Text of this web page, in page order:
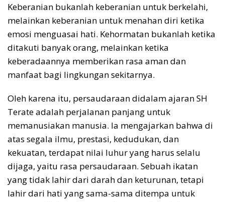
Keberanian bukanlah keberanian untuk berkelahi,
melainkan keberanian untuk menahan diri ketika
emosi menguasai hati. Kehormatan bukanlah ketika
ditakuti banyak orang, melainkan ketika
keberadaannya memberikan rasa aman dan
manfaat bagi lingkungan sekitarnya.
Oleh karena itu, persaudaraan didalam ajaran SH
Terate adalah perjalanan panjang untuk
memanusiakan manusia. Ia mengajarkan bahwa di
atas segala ilmu, prestasi, kedudukan, dan
kekuatan, terdapat nilai luhur yang harus selalu
dijaga, yaitu rasa persaudaraan. Sebuah ikatan
yang tidak lahir dari darah dan keturunan, tetapi
lahir dari hati yang sama-sama ditempa untuk